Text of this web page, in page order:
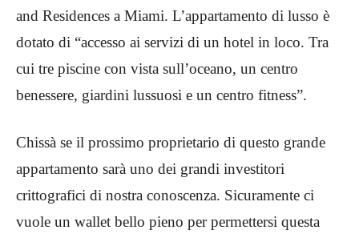
and Residences a Miami. L’appartamento di lusso è
dotato di “accesso ai servizi di un hotel in loco. Tra
cui tre piscine con vista sull’oceano, un centro
benessere, giardini lussuosi e un centro fitness”.
Chissà se il prossimo proprietario di questo grande
appartamento sarà uno dei grandi investitori
crittografici di nostra conoscenza. Sicuramente ci
vuole un wallet bello pieno per permettersi questa